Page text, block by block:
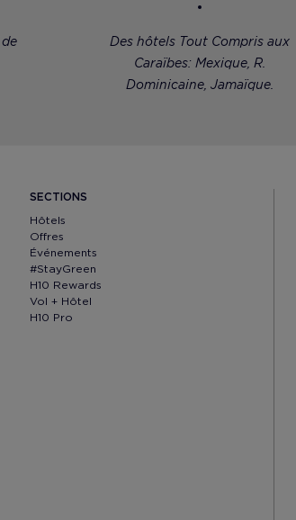
Des hôtels Tout Compris aux
Caraïbes: Mexique, R.
Dominicaine, Jamaïque.
SECTIONS
Hôtels
Offres
Événements
#StayGreen
H10 Rewards
Vol + Hôtel
H10 Pro